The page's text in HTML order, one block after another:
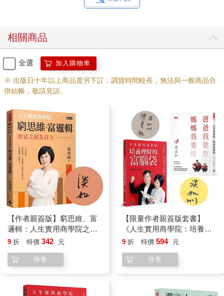
相關商品
全選 加入購物車
※ 出版日十年以上商品需另下訂，調貨時間較長，無法與一般商品合
併結帳，敬請見諒。
【作者親簽版】窮思維、富
邏輯：人生實用商學院之致
富之前先自主
9 折 特價 342 元
停售
【限量作者親簽版套書】
《人生實用商學院：培養理
財的富腦袋》＋《爸爸要再
9 折 特價 594 元
停售